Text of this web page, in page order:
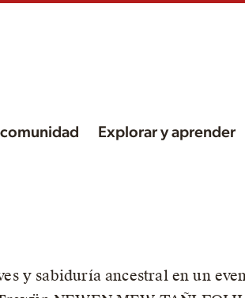
Explorar y aprender
y sabiduría ancestral en un